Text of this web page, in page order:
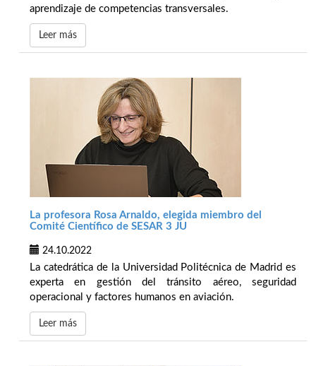
aprendizaje de competencias transversales.
Leer más
La profesora Rosa Arnaldo, elegida miembro del
Comité Científico de SESAR 3 JU
24.10.2022
La catedrática de la Universidad Politécnica de Madrid es
experta en gestión del tránsito aéreo, seguridad
operacional y factores humanos en aviación.
Leer más